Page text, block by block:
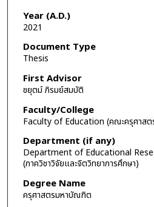
Year (A.D.)
2021
Document Type
Thesis
First Advisor
ชยุตม์ ภิรมย์สมบัติ
Faculty/College
Faculty of Education (คณะครุศาสต
Department (if any)
Department of Educational
(ภาควิชาวิจัยและจิตวิทยาการศึกษา)
Degree Name
ครุศาสตรมหาบัณฑิต